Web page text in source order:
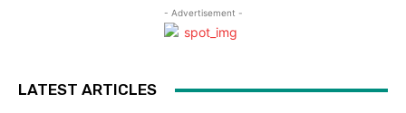
- Advertisement -
LATEST ARTICLES